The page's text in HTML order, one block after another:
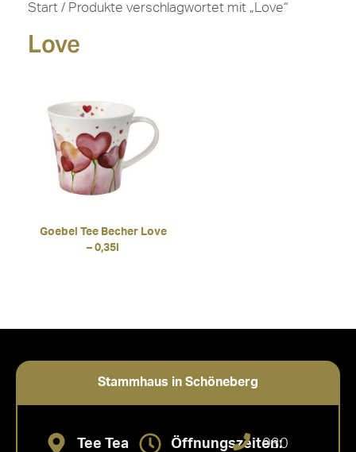
Start / Produkte verschlagwortet mit „Love“
Love
Goebel Tee Becher Love
– 0,35l
Stammhaus in Schöneberg
Tee Tea
Öffnungszeiten:
030